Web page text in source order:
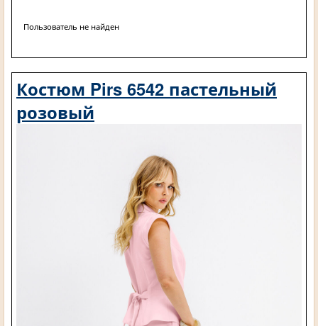
Пользователь не найден
Костюм Pirs 6542 пастельный
розовый